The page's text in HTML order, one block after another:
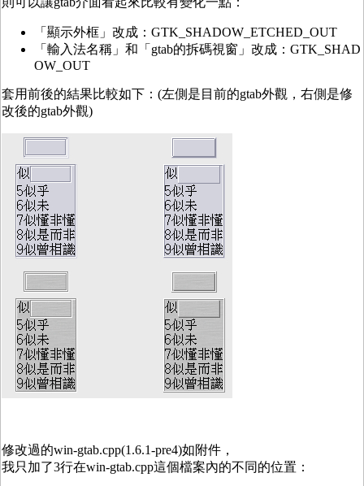
「顯示外框」改成：GTK_SHADOW_ETCHED_OUT
「輸入法名稱」和「gtab的拆碼視窗」改成：GTK_SHAD
OW_OUT
套用前後的結果比較如下：(左側是目前的gtab外觀，右側是修
改後的gtab外觀)
修改過的win-gtab.cpp(1.6.1-pre4)如附件，
我只加了3行在win-gtab.cpp這個檔案內的不同的位置：